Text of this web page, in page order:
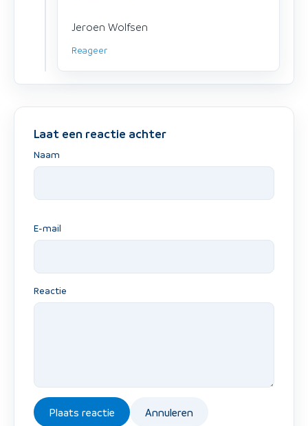
Jeroen Wolfsen
Reageer
Laat een reactie achter
Naam
E-mail
Reactie
Plaats reactie Annuleren